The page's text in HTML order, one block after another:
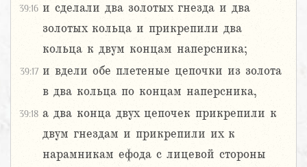
39:16 и сделали два золотых гнезда и два
золотых кольца и прикрепили два
кольца к двум концам наперсника;
39:17 и вдели обе плетеные цепочки из золота
в два кольца по концам наперсника,
39:18 а два конца двух цепочек прикрепили к
двум гнездам и прикрепили их к
нарамникам ефода с лицевой стороны